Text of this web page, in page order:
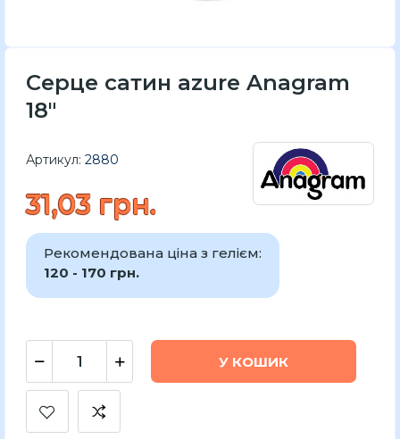
Серце сатин azure Anagram
18"
Артикул: 2880
31,03 грн.
Рекомендована ціна з гелієм:
120 - 170 грн.
У КОШИК